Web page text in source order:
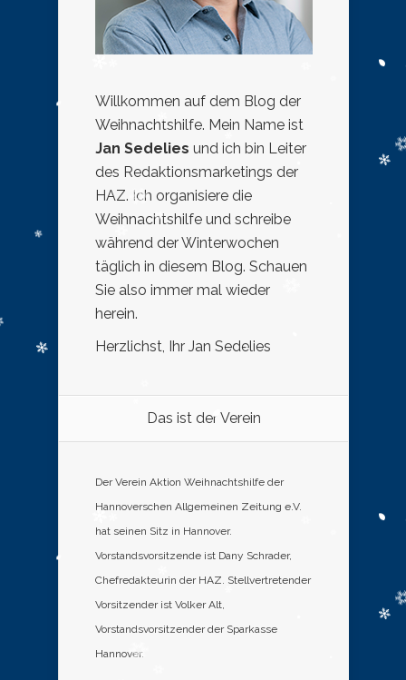
Willkommen auf dem Blog der
Weihnachtshilfe. Mein Name ist
Jan Sedelies und ich bin Leiter
des Redaktionsmarketings der
HAZ. Ich organisiere die
Weihnachtshilfe und schreibe
während der Winterwochen
täglich in diesem Blog. Schauen
Sie also immer mal wieder
herein.
Herzlichst, Ihr Jan Sedelies
Das ist der Verein
Der Verein Aktion Weihnachtshilfe der
Hannoverschen Allgemeinen Zeitung e.V.
hat seinen Sitz in Hannover.
Vorstandsvorsitzende ist Dany Schrader,
Chefredakteurin der HAZ. Stellvertretender
Vorsitzender ist Volker Alt,
Vorstandsvorsitzender der Sparkasse
Hannover.